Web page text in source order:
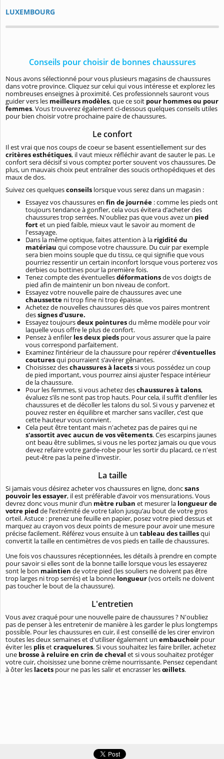
LUXEMBOURG
Conseils pour choisir de bonnes chaussures
Nous avons sélectionné pour vous plusieurs magasins de chaussures
dans votre province. Cliquez sur celui qui vous intéresse et explorez les
nombreuses enseignes à proximité. Ces professionnels sauront vous
guider vers les meilleurs modèles, que ce soit pour hommes ou pour
femmes. Vous trouverez également ci-dessous quelques conseils utiles
pour bien choisir votre prochaine paire de chaussures.
Le confort
Il est vrai que nos coups de coeur se basent essentiellement sur des
critères esthétiques, il vaut mieux réfléchir avant de sauter le pas. Le
confort sera décisif si vous comptez porter souvent vos chaussures. De
plus, un mauvais choix peut entraîner des soucis orthopédiques et des
maux de dos.
Suivez ces quelquesconseils lorsque vous serez dans un magasin :
Essayez vos chaussures en fin de journée : comme les pieds ont
toujours tendance à gonfler, cela vous évitera d’acheter des
chaussures trop serrées. N'oubliez pas que vous avez un pied
fortet un pied faible, mieux vaut le savoir au moment de
l'essayage.
Dans la même optique, faites attention à la rigidité du
matériau qui compose votre chaussure. Du cuir par exemple
sera bien moins souple que du tissu, ce qui signifie que vous
pourriez ressentir un certain inconfort lorsque vous porterez vos
derbies ou bottines pour la première fois.
Tenez compte des éventuellesdéformationsde vos doigts de
pied afin de maintenir un bon niveau de confort.
Essayez votre nouvelle paire de chaussures avec une
chaussette ni trop fine ni trop épaisse.
Achetez de nouvelles chaussures dès que vos paires montrent
dessignes d'usure.
Essayez toujoursdeux pointuresdu même modèle pour voir
laquelle vous offre le plus de confort.
Pensez à enfiler les deux pieds pour vous assurer que la paire
vous correspond parfaitement.
Examinez l’intérieur de la chaussure pour repérer d’éventuelles
couturesqui pourraient s’avérer gênantes.
Choisissez deschaussures à lacetssi vous possédez un coup
de pied important, vous pourrez ainsi ajuster l’espace intérieur
de la chaussure.
Pour les femmes, si vous achetez deschaussures à talons,
évaluez s’ils ne sont pas trop hauts. Pour cela, il suffit d’enfiler les
chaussures et de décoller les talons du sol. Si vous y parvenez et
pouvez rester en équilibre et marcher sans vaciller, c’est que
cette hauteur vous convient.
Cela peut être tentant mais n'achetez pas de paires qui ne
s'assortit avec aucun de vos vêtements. Ces escarpins jaunes
ont beau être sublimes, si vous ne les portez jamais ou que vous
devez refaire votre garde-robe pour les sortir du placard, ce n'est
peut-être pas la peine d'investir.
La taille
Si jamais vous désirez acheter vos chaussures en ligne, doncsans
pouvoir les essayer, il est préférable d’avoir vos mensurations. Vous
devrez donc vous munir d’un mètre ruban et mesurer la longueur de
votre piedde l’extrémité de votre talon jusqu’au bout de votre gros
orteil. Astuce : prenez une feuille en papier, posez votre pied dessus et
marquez au crayon vos deux points de mesure pour avoir une mesure
précise facilement. Référez vous ensuite à un tableau des taillesqui
convertit la taille en centimètres de vos pieds en taille de chaussures.
Une fois vos chaussures réceptionnées, les détails à prendre en compte
pour savoir si elles sont de la bonne taille lorsque vous les essayerez
sont le bon maintien de votre pied (les souliers ne doivent pas être
trop larges ni trop serrés) et la bonne longueur(vos orteils ne doivent
pas toucher le bout de la chaussure).
L'entretien
Vous avez craqué pour une nouvelle paire de chaussures ? N'oubliez
pas de penser à les entretenir de manière à les garder le plus longtemps
possible. Pour les chaussures en cuir, il est conseillé de les cirer environ
toutes les deux semaines et d'utiliser également un embauchoir pour
éviter les plisetcraquelures. Si vous souhaitez les faire briller, achetez
une brosse à reluire en crin de cheval et si vous souhaitez protéger
votre cuir, choisissez une bonne crème nourrissante. Pensez cependant
à ôter les lacets pour ne pas les salir et encrasser lesœillets.